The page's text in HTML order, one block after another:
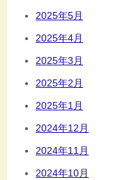
2025年5月
2025年4月
2025年3月
2025年2月
2025年1月
2024年12月
2024年11月
2024年10月